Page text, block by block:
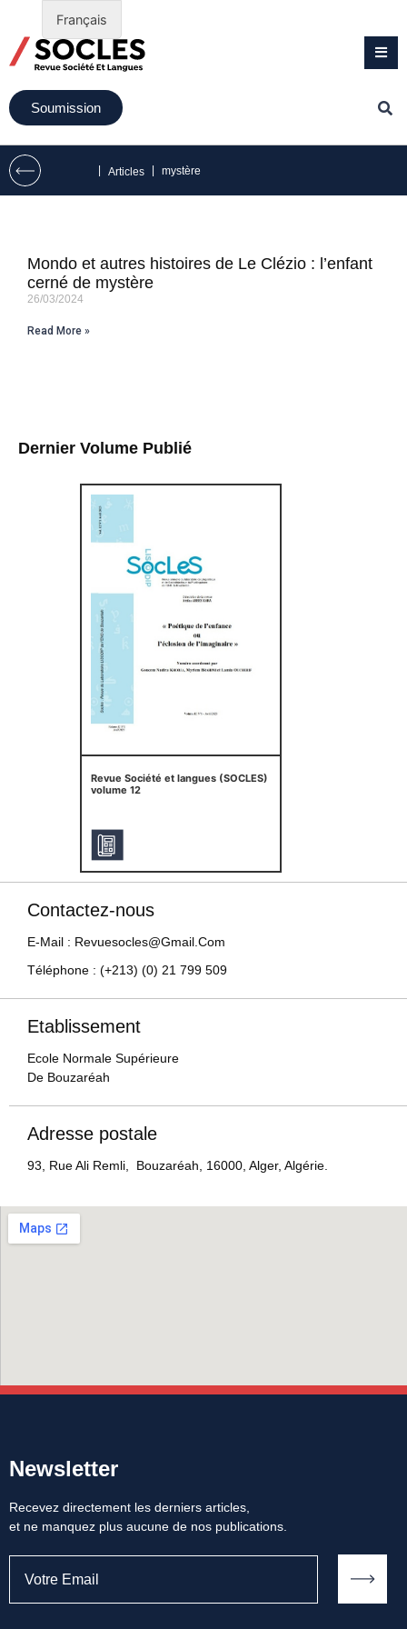
Soumission
Articles mystère
Dernier Volume Publié
Revue Société et langues (SOCLES)
volume 12
Mondo et autres histoires de Le Clézio : l’enfant
cerné de mystère
26/03/2024
Read More »
Contactez-nous
E-Mail : Revuesocles@gmail.com
Téléphone : (+213) (0) 21 799 509
Etablissement
Ecole Normale Supérieure
De Bouzaréah
Adresse postale
93, Rue Ali Remli, Bouzaréah, 16000, Alger, Algérie.
Newsletter
Recevez directement les derniers articles,
et ne manquez plus aucune de nos publications.
Français